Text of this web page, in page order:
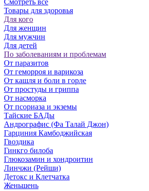
Смотреть все
Товары для здоровья
Для кого
Для женщин
Для мужчин
Для детей
По заболеваниям и проблемам
От паразитов
Oт геморроя и варикоза
От кашля и боли в горле
От простуды и гриппа
От насморка
Oт псориаза и экземы
Тайские БАДы
Андрографис (Фа Талай Джон)
Гарциния Камбоджийская
Гвоздика
Гинкго билоба
Глюкозамин и хондроитин
Линчжи (Рейши)
Детокс и Клетчатка
Женьшень